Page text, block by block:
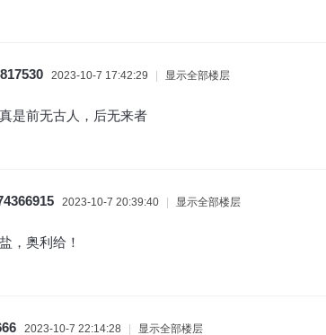
2023-10-7 17:42:29 显示全部楼层
是前无古人，后无来者
2023-10-7 20:39:40 显示全部楼层
，奥利给！
2023-10-7 22:14:28 显示全部楼层